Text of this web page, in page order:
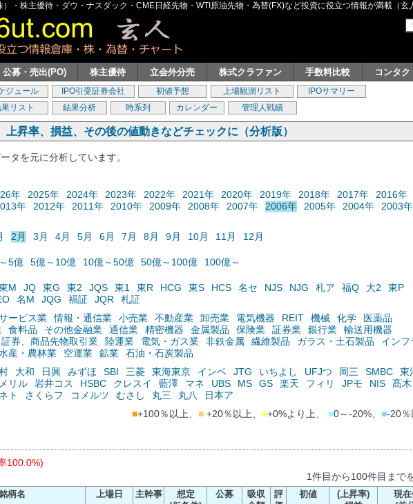
）・株主優待・ダウ・ナスダック・CME日経先物・WTI原油先物・為替(FX)など投資に役立つ情報が満載（玄
公募・売出(PO) 株主優待 立会外分売 株式クラファン 手数料比較 コンタク
ジュール IPO引受証券会社 初値予想 上場観測リスト
IPOサマリー
リスト 結果分析 時系列 カレンダー 管理人戦績
上昇率、損益、その後の値動きなどチェックに（分析版）
タを元に分析しています。
年 2025年 2024年 2023年 2022年 2021年 2020年 2019年 2018年 2017年
2016年
年 2012年 2011年 2010年 2009年 2008年 2007年 2006年 2005年 2004年
2003年
2月 3月 4月 5月 6月 7月 8月 9月 10月 11月 12月
～5億 5億～10億 10億～50億 50億～100億 100億～
M JQ 東G 東2 JQS 東1 東R HCG 東S HCS 名セ NJS NJG 札ア 福Q 大2
東P
名M JQG 福証 JQR
札証
ービス業 情報・通信業 小売業 不動産業 卸売業 電気機器 REIT 機械 化学
医薬品
食料品 その他金融業 通信業 精密機器 金属製品 保険業 証券業 銀行業
輸送用機器
証券、商品先物取引業 陸運業 電気・ガス業 非鉄金属 繊維製品 ガラス・土石製品
インフ
産・農林業 空運業 鉱業
石油・石炭製品
大和 日興 みずほ SBI 三菱 東海東京 インベ JTG いちよし UFJつ 岡三 SMBC
東
メリル 岩井コス HSBC クレスイ 藍澤 マネ UBS MS GS 楽天 フィリ JPモ NIS
髙木
ト さくらフ コメルツ むさし 丸三 丸八
日本ア
■+100％以上、 ■+20％以上、 ■+0%より上、 ■0～-20%、 ■-20％
100.0%)
1件目から100件目まで
柄名 上場日 主幹事
想定
公募
吸収
評
初値
(上昇率)
現在